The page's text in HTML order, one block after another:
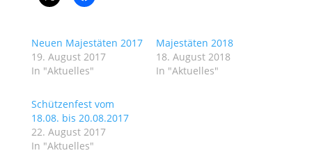
Neuen Majestäten 2017
19. August 2017
In "Aktuelles"
Majestäten 2018
18. August 2018
In "Aktuelles"
Schützenfest vom
18.08. bis 20.08.2017
22. August 2017
In "Aktuelles"